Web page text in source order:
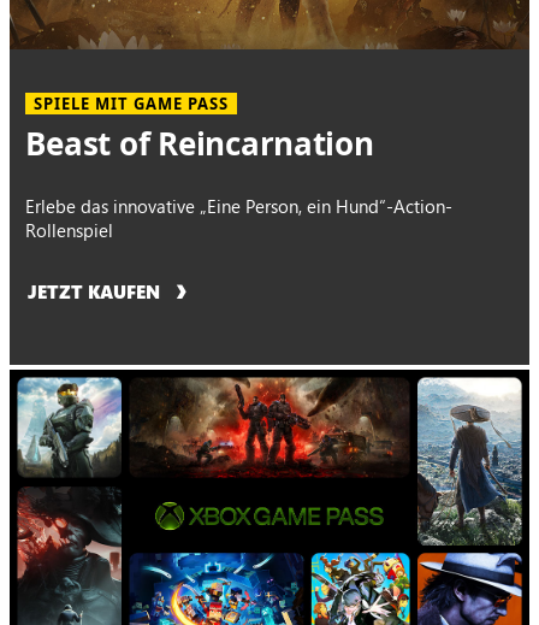
SPIELE MIT GAME PASS
Beast of Reincarnation
Erlebe das innovative „Eine Person, ein Hund“-Action-
Rollenspiel
JETZT KAUFEN